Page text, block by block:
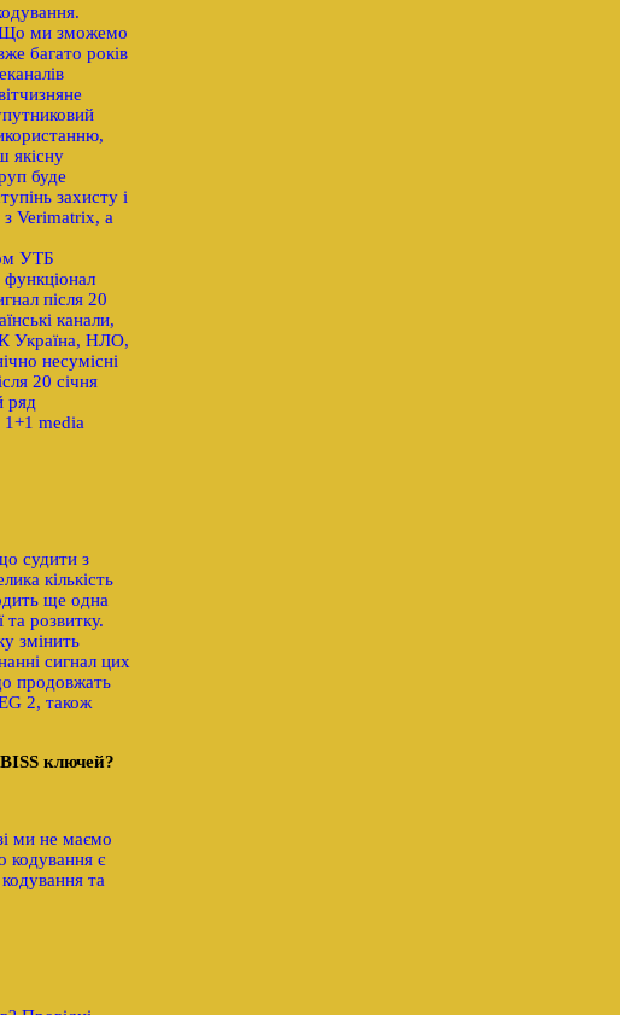
ми зможемо
багато років
якісну
буде
захисту і
з Verimatrix, а
УТБ
після 20
канали,
Україна, НЛО,
несумісні
20 січня
ряд
1+1 media
судити з
кількість
ще одна
розвитку.
змінить
сигнал цих
продовжать
2, також
ключей?
ми не маємо
кодування є
та